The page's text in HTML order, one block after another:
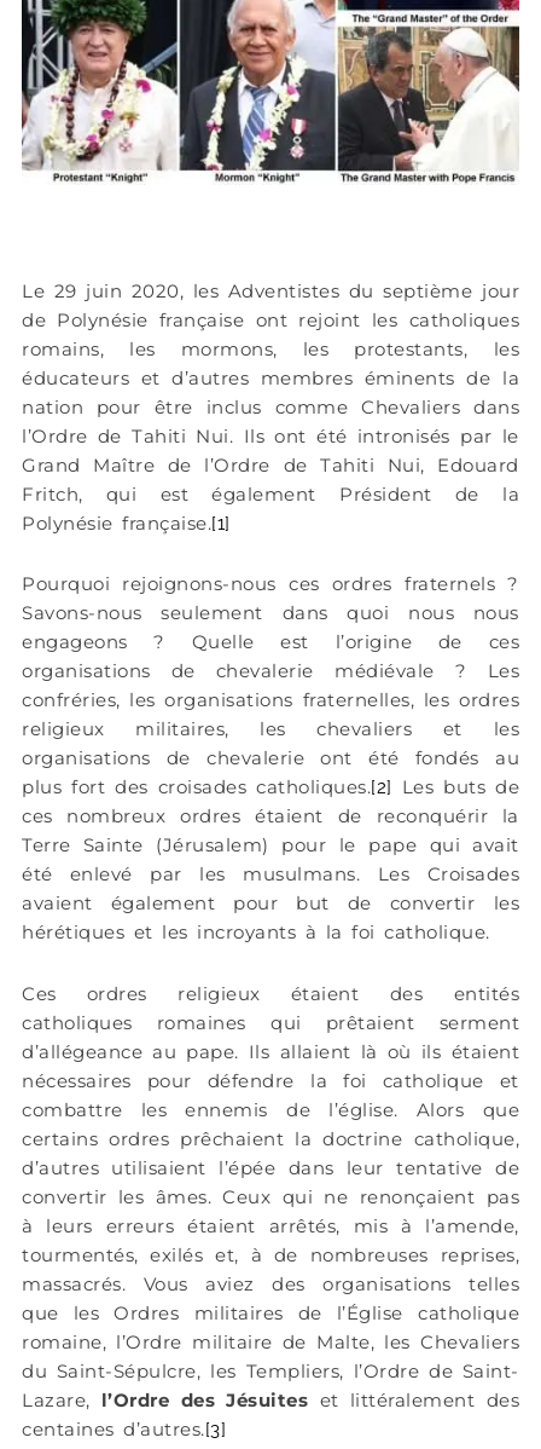
Le 29 juin 2020, les Adventistes du septième jour
de Polynésie française ont rejoint les catholiques
romains, les mormons, les protestants, les
éducateurs et d’autres membres éminents de la
nation pour être inclus comme Chevaliers dans
l’Ordre de Tahiti Nui. Ils ont été intronisés par le
Grand Maître de l’Ordre de Tahiti Nui, Edouard
Fritch, qui est également Président de la
Polynésie française.[1]
Pourquoi rejoignons-nous ces ordres fraternels ?
Savons-nous seulement dans quoi nous nous
engageons ? Quelle est l’origine de ces
organisations de chevalerie médiévale ? Les
confréries, les organisations fraternelles, les ordres
religieux militaires, les chevaliers et les
organisations de chevalerie ont été fondés au
plus fort des croisades catholiques.[2]
Les buts de
ces nombreux ordres étaient de reconquérir la
Terre Sainte (Jérusalem) pour le pape qui avait
été enlevé par les musulmans. Les Croisades
avaient également pour but de convertir les
hérétiques et les incroyants à la foi catholique.
Ces ordres religieux étaient des entités
catholiques romaines qui prêtaient serment
d’allégeance au pape. Ils allaient là où ils étaient
nécessaires pour défendre la foi catholique et
combattre les ennemis de l’église. Alors que
certains ordres prêchaient la doctrine catholique,
d’autres utilisaient l’épée dans leur tentative de
convertir les âmes. Ceux qui ne renonçaient pas
à leurs erreurs étaient arrêtés, mis à l’amende,
tourmentés, exilés et, à de nombreuses reprises,
massacrés. Vous aviez des organisations telles
que les Ordres militaires de l’Église catholique
romaine, l’Ordre militaire de Malte, les Chevaliers
du Saint-Sépulcre, les Templiers, l’Ordre de Saint-
Lazare, l’Ordre des Jésuites et littéralement des
centaines d’autres.[3]